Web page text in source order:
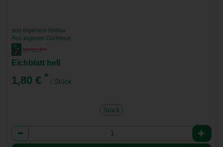
aus eigenem Anbau
Aus eigener Gärtnerei
Eichblatt hell
1,80 € * / Stück
Stück
Anzahl